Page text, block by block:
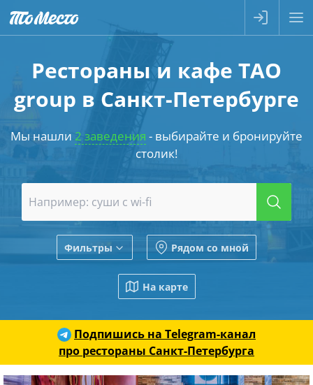
Рестораны и кафе TAO
group в Санкт-Петербурге
Мы нашли 2 заведения - выбирайте и бронируйте
столик!
Фильтры Рядом со мной
На карте
Подпишись на Telegram-канал
про рестораны Санкт-Петербурга